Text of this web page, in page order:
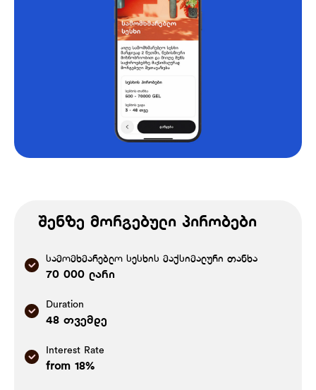
შენზე მორგებული პირობები
სამომხმარებლო სესხის მაქსიმალური თანხა
70 000 ლარი
Duration
48 თვემდე
Interest Rate
from 18%